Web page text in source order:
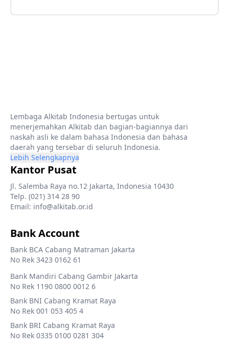
Lembaga Alkitab Indonesia bertugas untuk
menerjemahkan Alkitab dan bagian-bagiannya dari
naskah asli ke dalam bahasa Indonesia dan bahasa
daerah yang tersebar di seluruh Indonesia.
Lebih Selengkapnya
Kantor Pusat
Jl. Salemba Raya no.12 Jakarta, Indonesia 10430
Telp. (021) 314 28 90
Email: info@alkitab.or.id
Bank Account
Bank BCA Cabang Matraman Jakarta
No Rek 3423 0162 61
Bank Mandiri Cabang Gambir Jakarta
No Rek 1190 0800 0012 6
Bank BNI Cabang Kramat Raya
No Rek 001 053 405 4
Bank BRI Cabang Kramat Raya
No Rek 0335 0100 0281 304